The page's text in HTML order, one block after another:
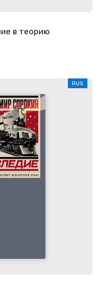
в теорию
RUS